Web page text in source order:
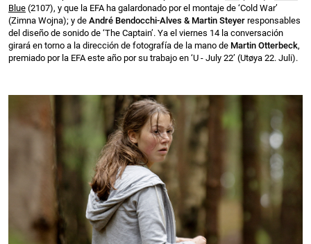
Blue (2107), y que la EFA ha galardonado por el montaje de ‘Cold War’
(Zimna Wojna); y de André Bendocchi-Alves & Martin Steyer responsables
del diseño de sonido de ‘The Captain’. Ya el viernes 14 la conversación
girará en torno a la dirección de fotografía de la mano de Martin Otterbeck,
premiado por la EFA este año por su trabajo en ‘U - July 22’ (Utøya 22. Juli).